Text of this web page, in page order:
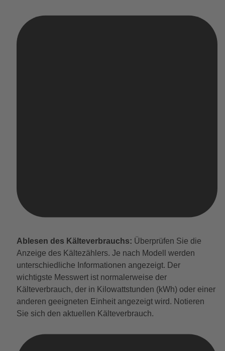
Ablesen des Kälteverbrauchs: Überprüfen Sie die
Anzeige des Kältezählers. Je nach Modell werden
unterschiedliche Informationen angezeigt. Der
wichtigste Messwert ist normalerweise der
Kälteverbrauch, der in Kilowattstunden (kWh) oder einer
anderen geeigneten Einheit angezeigt wird. Notieren
Sie sich den aktuellen Kälteverbrauch.